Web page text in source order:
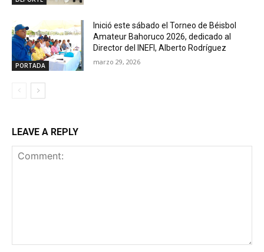
PORTADA
Inició este sábado el Torneo de Béisbol
Amateur Bahoruco 2026, dedicado al
Director del INEFI, Alberto Rodríguez
marzo 29, 2026
LEAVE A REPLY